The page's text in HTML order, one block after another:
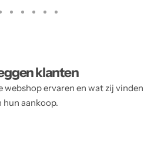
klanten
webshop ervaren en wat zij vinden
hun aankoop.